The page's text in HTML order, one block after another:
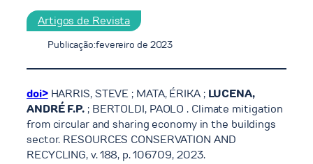
Artigos de Revista
Publicação:fevereiro de 2023
doi>HARRIS, STEVE ; MATA, ÉRIKA ; LUCENA,
ANDRÉ F.P. ; BERTOLDI, PAOLO . Climate mitigation
from circular and sharing economy in the buildings
sector. RESOURCES CONSERVATION AND
RECYCLING, v. 188, p. 106709, 2023.